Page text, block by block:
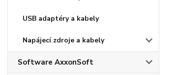
USB adaptéry a kabely
Napájecí zdroje a kabely
Software AxxonSoft